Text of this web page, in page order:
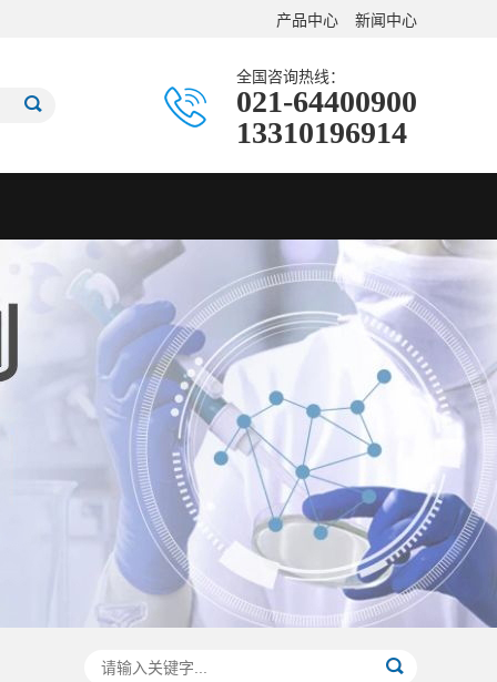
产品中心 新闻中心
全国咨询热线：
021-64400900
13310196914